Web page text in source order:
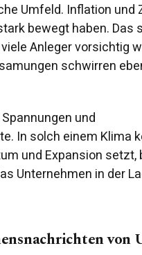
Umfeld. Inflation und
bewegt haben. Das
Anleger vorsichtig
schwirren
und
In solch einem Klima
und Expansion
Unternehmen in der
von